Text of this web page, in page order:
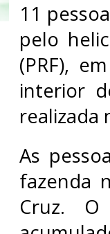
11
pelo
(PRF),
interior
realizada
As
fazenda
Cruz.